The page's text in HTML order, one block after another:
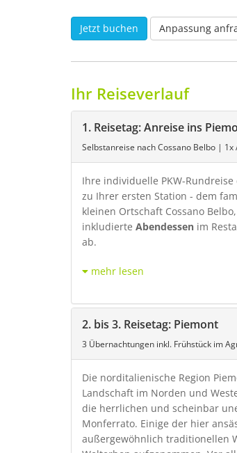
Jetzt buchen Anpassung
Ihr Reiseverlauf
1. Reisetag: Anreise ins
Selbstanreise nach Cossano Belbo | 1x
Ihre individuelle PKW-
zu Ihrer ersten Station - dem
kleinen Ortschaft Cossano
inkludierte Abendessen im
ab.
mehr lesen
2. bis 3. Reisetag: Piemont
3 Übernachtungen inkl. Frühstück im
Die norditalienische Region
Landschaft im Norden und
die herrlichen und scheinbar
Monferrato. Einige der hier
außergewöhnlich traditionellen